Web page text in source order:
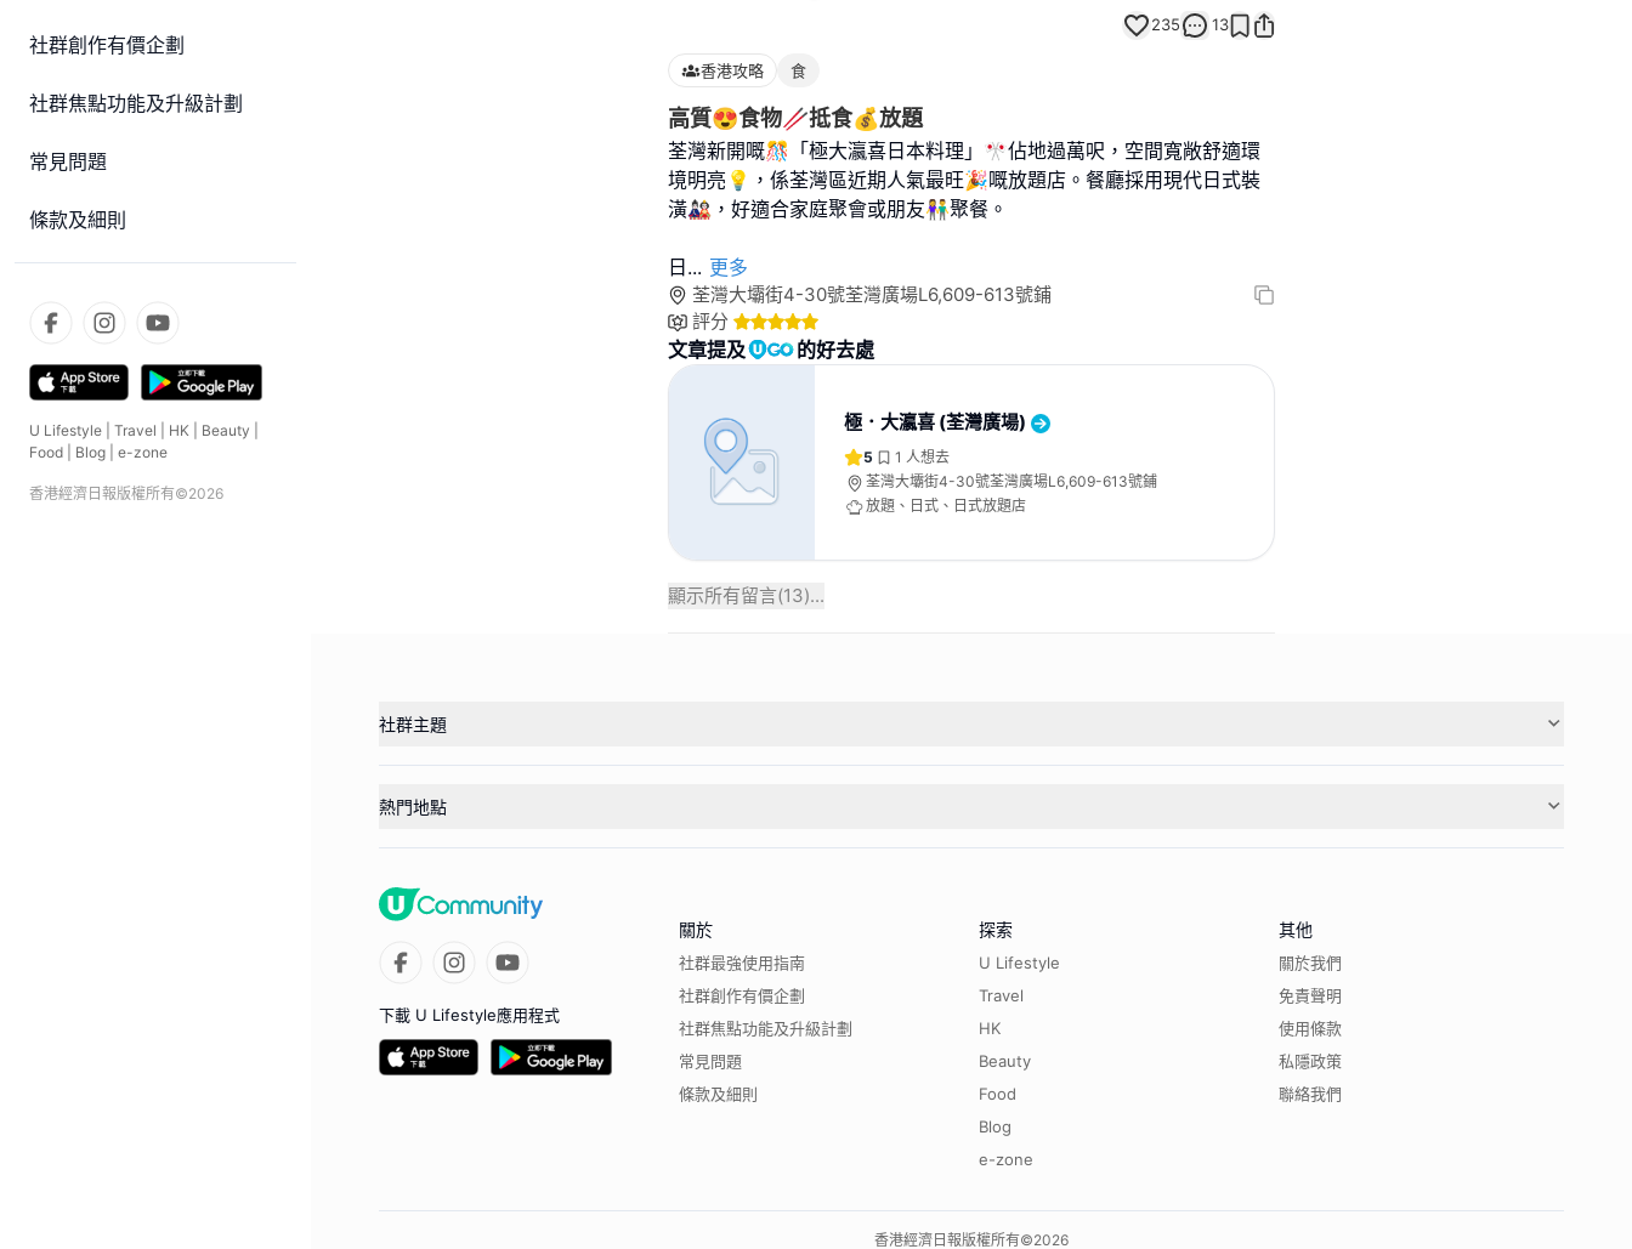
社群創作有價企劃
社群焦點功能及升級計劃
常見問題
條款及細則
U Lifestyle Travel HK Beauty
Food
Blog e-zone
香港經濟日報版權所有©2026
235 13
香港攻略 食
高質😍食物🥢抵食💰放題
荃灣新開嘅🎊「極大瀛喜日本料理」🎌佔地過萬呎，空間寬敞舒適環
境明亮💡，係荃灣區近期人氣最旺🎉嘅放題店。餐廳採用現代日式裝
潢🎎，好適合家庭聚會或朋友👫聚餐。
日 ... 更多
荃灣大壩街4-30號荃灣廣場L6,609-613號鋪
評分
文章提及 的好去處
極．大瀛喜 (荃灣廣場)
5 1 人想去
荃灣大壩街4-30號荃灣廣場L6,609-613號鋪
放題、日式、日式放題店
顯示所有留言(13)...
社群主題
熱門地點
下載 U Lifestyle應用程式
關於
社群最強使用指南
社群創作有價企劃
社群焦點功能及升級計劃
常見問題
條款及細則
探索
U Lifestyle
Travel
HK
Beauty
Food
Blog
e-zone
其他
關於我們
免責聲明
使用條款
私隱政策
聯絡我們
香港經濟日報版權所有©2026